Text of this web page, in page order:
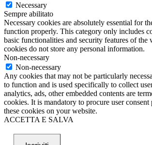
Necessary
Sempre abilitato
Necessary cookies are absolutely essential for
function properly. This category only includes
basic functionalities and security features of the
cookies do not store any personal information.
Non-necessary
Non-necessary
Any cookies that may not be particularly
to function and is used specifically to collect
analytics, ads, other embedded contents are
cookies. It is mandatory to procure user
these cookies on your website.
ACCETTA E SALVA